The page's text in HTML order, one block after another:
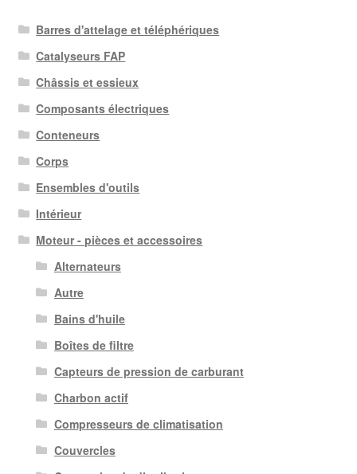
Barres d'attelage et téléphériques
Catalyseurs FAP
Châssis et essieux
Composants électriques
Conteneurs
Corps
Ensembles d'outils
Intérieur
Moteur - pièces et accessoires
Alternateurs
Autre
Bains d'huile
Boîtes de filtre
Capteurs de pression de carburant
Charbon actif
Compresseurs de climatisation
Couvercles